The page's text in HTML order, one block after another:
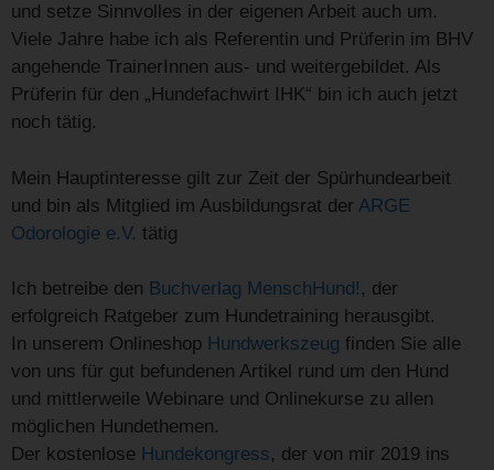
und setze Sinnvolles in der eigenen Arbeit auch um.
Viele Jahre habe ich als Referentin und Prüferin im BHV
angehende TrainerInnen aus- und weitergebildet. Als
Prüferin für den „Hundefachwirt IHK“ bin ich auch jetzt
noch tätig.
Mein Hauptinteresse gilt zur Zeit der Spürhundearbeit
und bin als Mitglied im Ausbildungsrat der ARGE
Odorologie e.V. tätig
Ich betreibe den Buchverlag MenschHund! , der
erfolgreich Ratgeber zum Hundetraining herausgibt.
In unserem Onlineshop Hundwerkszeug finden Sie alle
von uns für gut befundenen Artikel rund um den Hund
und mittlerweile Webinare und Onlinekurse zu allen
möglichen Hundethemen.
Der kostenlose Hundekongress, der von mir 2019 ins